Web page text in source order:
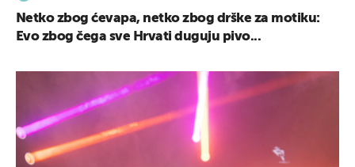
Netko zbog ćevapa, netko zbog drške za motiku:
Evo zbog čega sve Hrvati duguju pivo...